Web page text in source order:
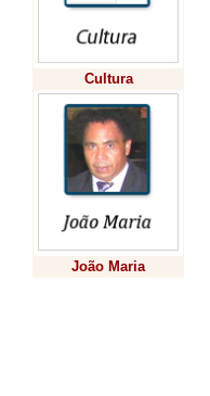
Cultura
João Maria